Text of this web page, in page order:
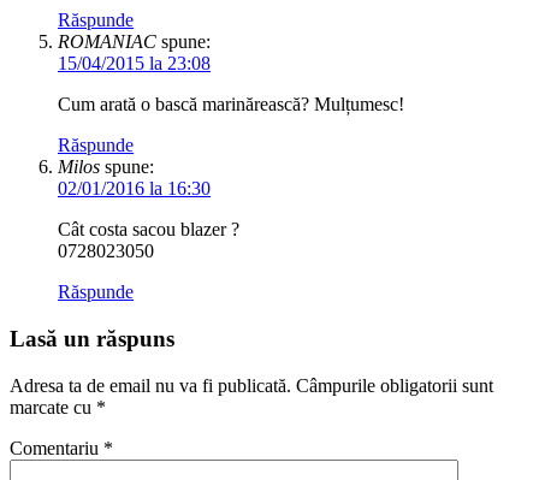
Răspunde
ROMANIAC spune:
15/04/2015 la 23:08
Cum arată o bască marinărească? Mulțumesc!
Răspunde
Milos spune:
02/01/2016 la 16:30
Cât costa sacou blazer ?
0728023050
Răspunde
Lasă un răspuns
Adresa ta de email nu va fi publicată. Câmpurile obligatorii sunt
marcate cu *
Comentariu *